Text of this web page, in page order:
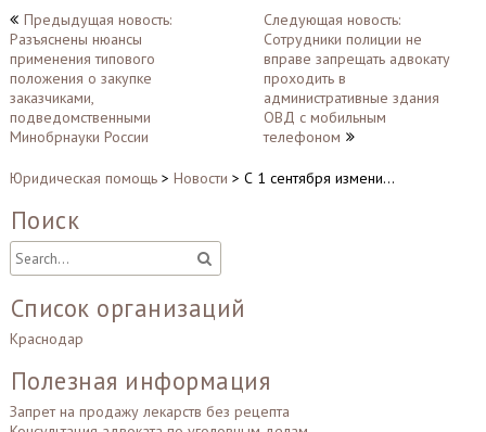
Навигация
по
записям
Предыдущая новость:
Разъяснены нюансы
применения типового
положения о закупке
заказчиками,
подведомственными
Минобрнауки России
Следующая новость:
Сотрудники полиции не
вправе запрещать адвокату
проходить в
административные здания
ОВД с мобильным
телефоном
Юридическая помощь> Новости > С 1 сентября измени…
Поиск
Список организаций
Краснодар
Полезная информация
Запрет на продажу лекарств без рецепта